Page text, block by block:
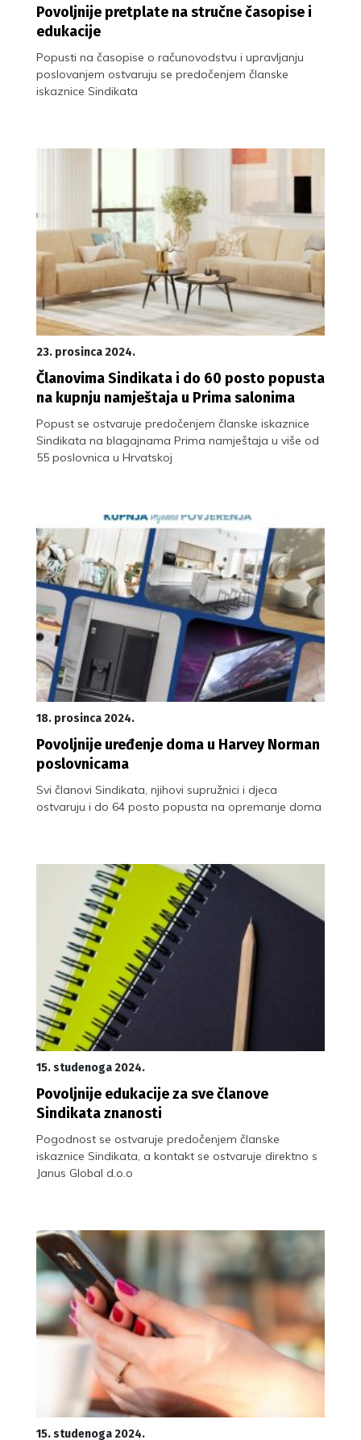
Povoljnije pretplate na stručne časopise i
edukacije
Popusti na časopise o računovodstvu i upravljanju
poslovanjem ostvaruju se predočenjem članske
iskaznice Sindikata
23. prosinca 2024.
Članovima Sindikata i do 60 posto popusta
na kupnju namještaja u Prima salonima
Popust se ostvaruje predočenjem članske iskaznice
Sindikata na blagajnama Prima namještaja u više od
55 poslovnica u Hrvatskoj
18. prosinca 2024.
Povoljnije uređenje doma u Harvey Norman
poslovnicama
Svi članovi Sindikata, njihovi supružnici i djeca
ostvaruju i do 64 posto popusta na opremanje doma
15. studenoga 2024.
Povoljnije edukacije za sve članove
Sindikata znanosti
Pogodnost se ostvaruje predočenjem članske
iskaznice Sindikata, a kontakt se ostvaruje direktno s
Janus Global d.o.o
15. studenoga 2024.